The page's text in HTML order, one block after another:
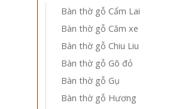
Bàn thờ gỗ Cẩm Lai
Bàn thờ gỗ Căm xe
Bàn thờ gỗ Chiu Liu
Bàn thờ gỗ Gõ đỏ
Bàn thờ gỗ Gụ
Bàn thờ gỗ Hương